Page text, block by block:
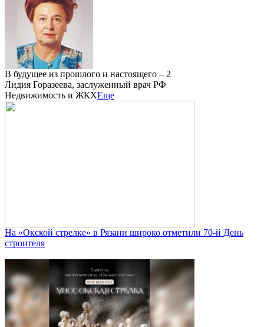
В будущее из прошлого и настоящего – 2
Лидия Горазеева, заслуженный врач РФ
Недвижимость и ЖКХЕще
На «Окской стрелке» в Рязани широко отметили 70-й День
строителя